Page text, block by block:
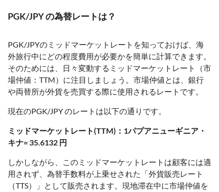
PGK/JPY の為替レートは？
PGK/JPYのミッドマーケットレートを知っておけば、海
外旅行中にどの程度費用が必要かを簡単に計算できます。
そのためには、日々変動するミッドマーケットレート（市
場仲値：TTM）に注目しましょう。市場仲値とは、銀行
や両替所が外貨を売買する際に使用されるレートです。
現在のPGK/JPY のレートは以下の通りです。
ミッドマーケットレート(TTM)：1パプアニューギニア・
キナ= 35.6132 円
しかしながら、このミッドマーケットレートは顧客には適
用されず、為替手数料が上乗せされた「外貨販売レート
（TTS）」として販売されます。現地滞在中に市場仲値を